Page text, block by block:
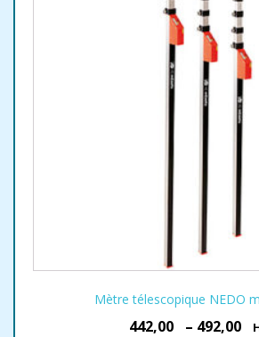
Mètre télescopique NEDO
442,00 – 492,00